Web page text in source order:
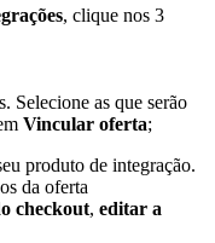
, clique nos 3
Selecione as que serão
Vincular oferta;
produto de integração.
da oferta
checkout, editar a